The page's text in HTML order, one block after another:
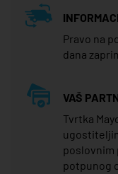
Pravo na
dana
VAŠ
Tvrtka
poslovnim
potpunog